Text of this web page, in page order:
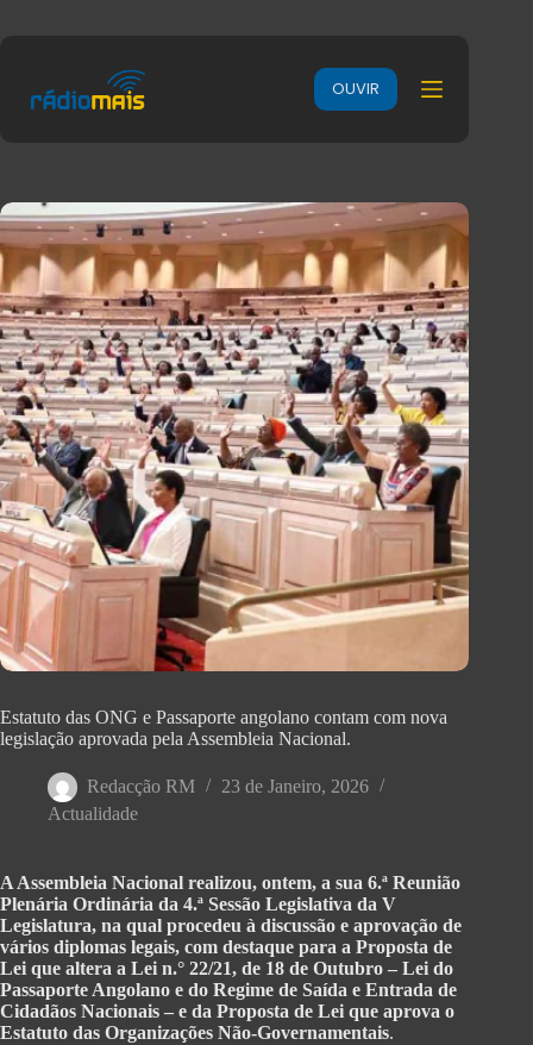
OUVIR
Estatuto das ONG e Passaporte angolano contam com nova
legislação aprovada pela Assembleia Nacional.
Redacção RM
23 de Janeiro, 2026
Actualidade
A Assembleia Nacional realizou, ontem, a sua 6.ª Reunião
Plenária Ordinária da 4.ª Sessão Legislativa da V
Legislatura, na qual procedeu à discussão e aprovação de
vários diplomas legais, com destaque para a Proposta de
Lei que altera a Lei n.° 22/21, de 18 de Outubro – Lei do
Passaporte Angolano e do Regime de Saída e Entrada de
Cidadãos Nacionais – e da Proposta de Lei que aprova o
Estatuto das Organizações Não-Governamentais.